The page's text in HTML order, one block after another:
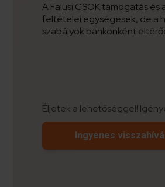
A Falusi CSOK támogatás és
feltételei egységesek, de a
szabályok bankonként
Éljetek a lehetőséggel!
Ingyenes